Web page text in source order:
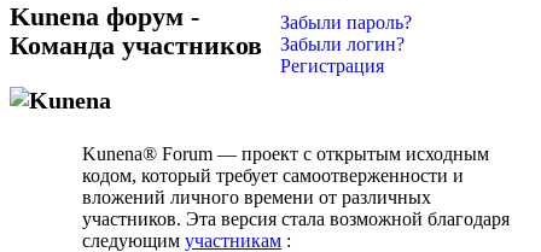
Забыли пароль?
Забыли логин?
Регистрация
Kunena форум -
Команда участников
Kunena® Forum — проект с открытым исходным
кодом, который требует самоотверженности и
вложений личного времени от различных
участников. Эта версия стала возможной благодаря
следующим участникам :